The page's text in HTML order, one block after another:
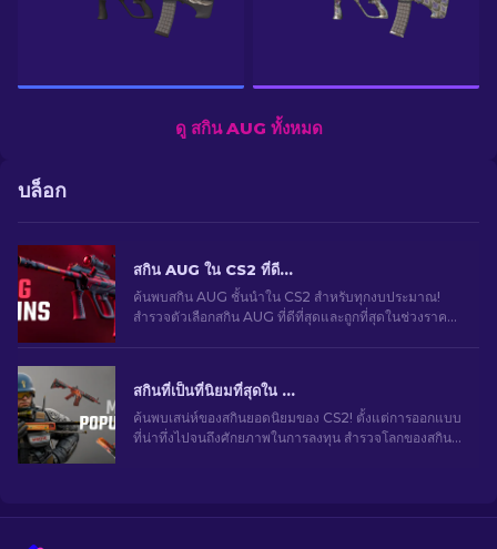
ดู สกิน AUG ทั้งหมด
บล็อก
สกิน AUG ใน CS2 ที่ดีที่สุดในทุกช่วงราคาสําหรับปี 2026
ค้นพบสกิน AUG ชั้นนําใน CS2 สําหรับทุกงบประมาณ!
สํารวจตัวเลือกสกิน AUG ที่ดีที่สุดและถูกที่สุดในช่วงราคา
สกินที่เป็นที่นิยมที่สุดใน CS2
ค้นพบเสน่ห์ของสกินยอดนิยมของ CS2! ตั้งแต่การออกแบบ
ที่น่าทึ่งไปจนถึงศักยภาพในการลงทุน สำรวจโลกของสกิน